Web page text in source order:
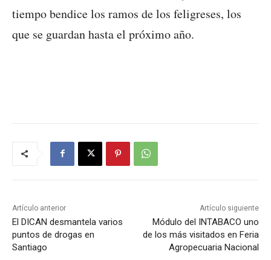
tiempo bendice los ramos de los feligreses, los
que se guardan hasta el próximo año.
Artículo anterior
El DICAN desmantela varios
puntos de drogas en
Santiago
Artículo siguiente
Módulo del INTABACO uno
de los más visitados en Feria
Agropecuaria Nacional